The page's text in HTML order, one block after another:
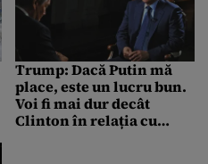
Trump: Dacă Putin mă
place, este un lucru bun.
Voi fi mai dur decât
Clinton în relația cu